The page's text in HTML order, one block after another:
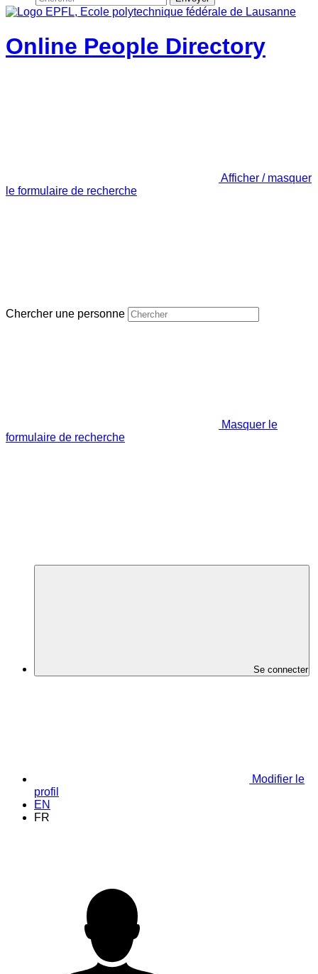
Online People Directory
Afficher / masquer
le formulaire de recherche
Chercher une personne
Masquer le
formulaire de recherche
Se connecter
Modifier le
profil
EN
FR